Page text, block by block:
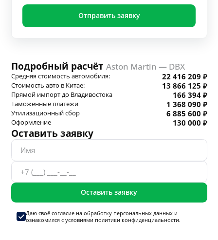
Отправить заявку
Подробный расчёт Aston Martin — DBX
Средняя стоимость автомобиля: 22 416 209 ₽
Стоимость авто в Китае: 13 866 125 ₽
Прямой импорт до Владивостока 166 394 ₽
Таможенные платежи 1 368 090 ₽
Утилизационный сбор 6 885 600 ₽
Оформление 130 000 ₽
Оставить заявку
Оставить заявку
Даю своё согласие на обработку персональных данныхи
ознакомился с условиями политики конфиденциальности.